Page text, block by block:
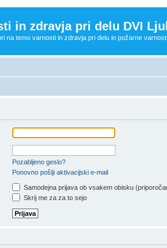
in zdravja pri delu DVI
na temo varnosti in zdravja pri delu in požarne varnosti
Pozabljeno geslo?
Ponovno pošlji aktivacijski e-mail
Samodejna prijava ob vsakem obisku
Skrij me za za to sejo